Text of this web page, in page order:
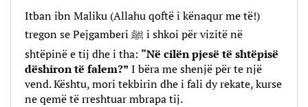
Itban ibn Maliku (Allahu qoftë i kënaqur me të!)‎‎
tregon se Pejgamberi ﷺ‎‎ i shkoi për vizitë në
shtëpinë e tij dhe i tha: “Në cilën pjesë të shtëpisë
dëshiron të falem?” I bëra me shenjë për te një
vend. Kështu, mori tekbirin dhe i fali dy rekate, kurse
ne qemë të rreshtuar mbrapa tij.